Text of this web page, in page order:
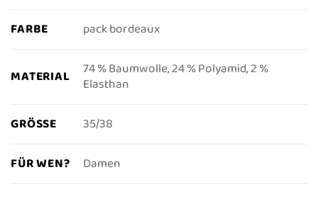
FARBE pack bordeaux
MATERIAL
74 % Baumwolle, 24 % Polyamid, 2 %
Elasthan
GRÖSSE 35/38
FÜR WEN? Damen